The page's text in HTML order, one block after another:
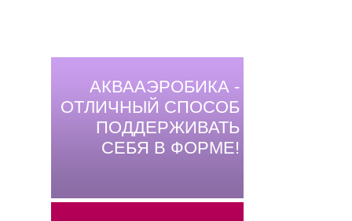
АКВААЭРОБИКА -
ОТЛИЧНЫЙ СПОСОБ
ПОДДЕРЖИВАТЬ
СЕБЯ В ФОРМЕ!